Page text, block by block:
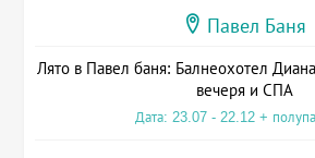
Павел Баня
Лято в Павел баня: Балнеохотел
вечеря и СПА
Дата: 23.07 - 22.12 +